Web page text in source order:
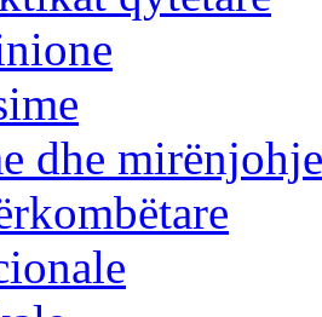
dhe mirënjohje